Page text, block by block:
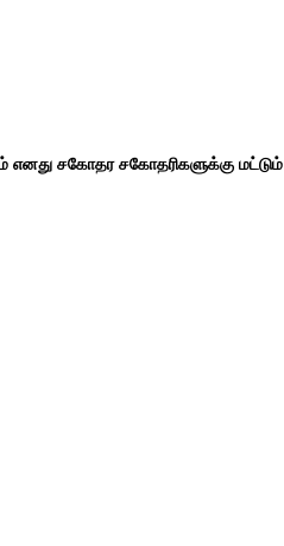
எனது சகோதர சகோதரிகளுக்கு மட்டும்